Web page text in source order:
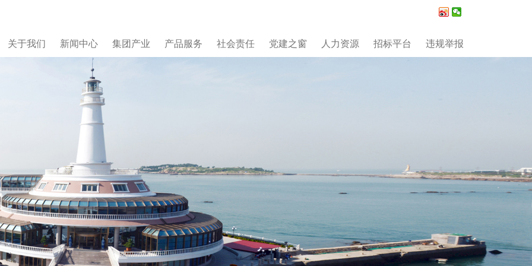
关于我们 新闻中心 集团产业 产品服务 社会责任 党建之窗 人力资源 招标平台 违规举报